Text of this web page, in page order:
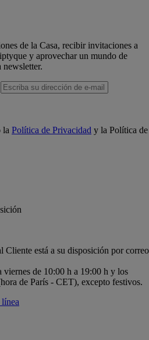
de la Casa, recibir invitaciones a
y aprovechar un mundo de
la Política de Privacidad y la Política de
Cliente está a su disposición por correo
viernes de 10:00 h a 19:00 h y los
de París - CET), excepto festivos.